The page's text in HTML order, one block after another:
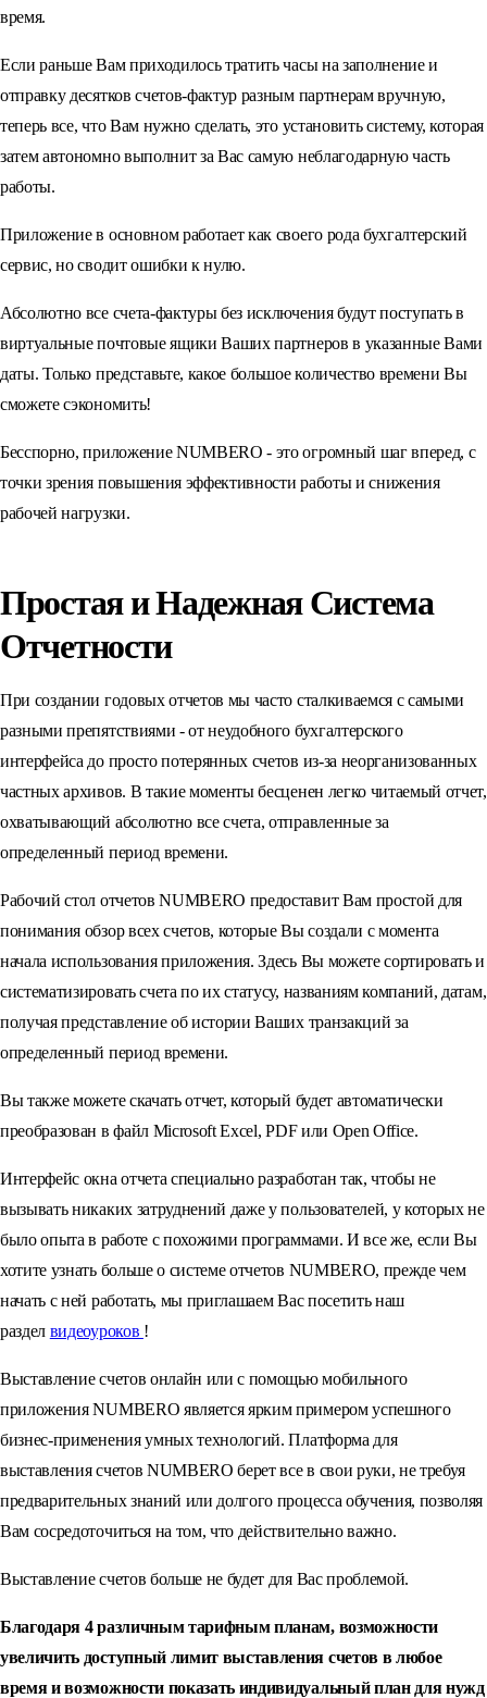
время.
Если раньше Вам приходилось тратить часы на заполнение и
отправку десятков счетов-фактур разным партнерам вручную,
теперь все, что Вам нужно сделать, это установить систему, которая
затем автономно выполнит за Вас самую неблагодарную часть
работы.
Приложение в основном работает как своего рода бухгалтерский
сервис, но сводит ошибки к нулю.
Абсолютно все счета-фактуры без исключения будут поступать в
виртуальные почтовые ящики Ваших партнеров в указанные Вами
даты. Только представьте, какое большое количество времени Вы
сможете сэкономить!
Бесспорно, приложение NUMBERO - это огромный шаг вперед, с
точки зрения повышения эффективности работы и снижения
рабочей нагрузки.
Простая и Надежная Система
Отчетности
При создании годовых отчетов мы часто сталкиваемся с самыми
разными препятствиями - от неудобного бухгалтерского
интерфейса до просто потерянных счетов из-за неорганизованных
частных архивов. В такие моменты бесценен легко читаемый отчет,
охватывающий абсолютно все счета, отправленные за
определенный период времени.
Рабочий стол отчетов NUMBERO предоставит Вам простой для
понимания обзор всех счетов, которые Вы создали с момента
начала использования приложения. Здесь Вы можете сортировать и
систематизировать счета по их статусу, названиям компаний, датам,
получая представление об истории Ваших транзакций за
определенный период времени.
Вы также можете скачать отчет, который будет автоматически
преобразован в файл Microsoft Excel, PDF или Open Office.
Интерфейс окна отчета специально разработан так, чтобы не
вызывать никаких затруднений даже у пользователей, у которых не
было опыта в работе с похожими программами. И все же, если Вы
хотите узнать больше о системе отчетов NUMBERO, прежде чем
начать с ней работать, мы приглашаем Вас посетить наш
раздел видеоуроков !
Выставление счетов онлайн или с помощью мобильного
приложения NUMBERO является ярким примером успешного
бизнес-применения умных технологий. Платформа для
выставления счетов NUMBERO берет все в свои руки, не требуя
предварительных знаний или долгого процесса обучения, позволяя
Вам сосредоточиться на том, что действительно важно.
Выставление счетов больше не будет для Вас проблемой.
Благодаря 4 различным тарифным планам, возможности
увеличить доступный лимит выставления счетов в любое
время и возможности показать индивидуальный план для нужд